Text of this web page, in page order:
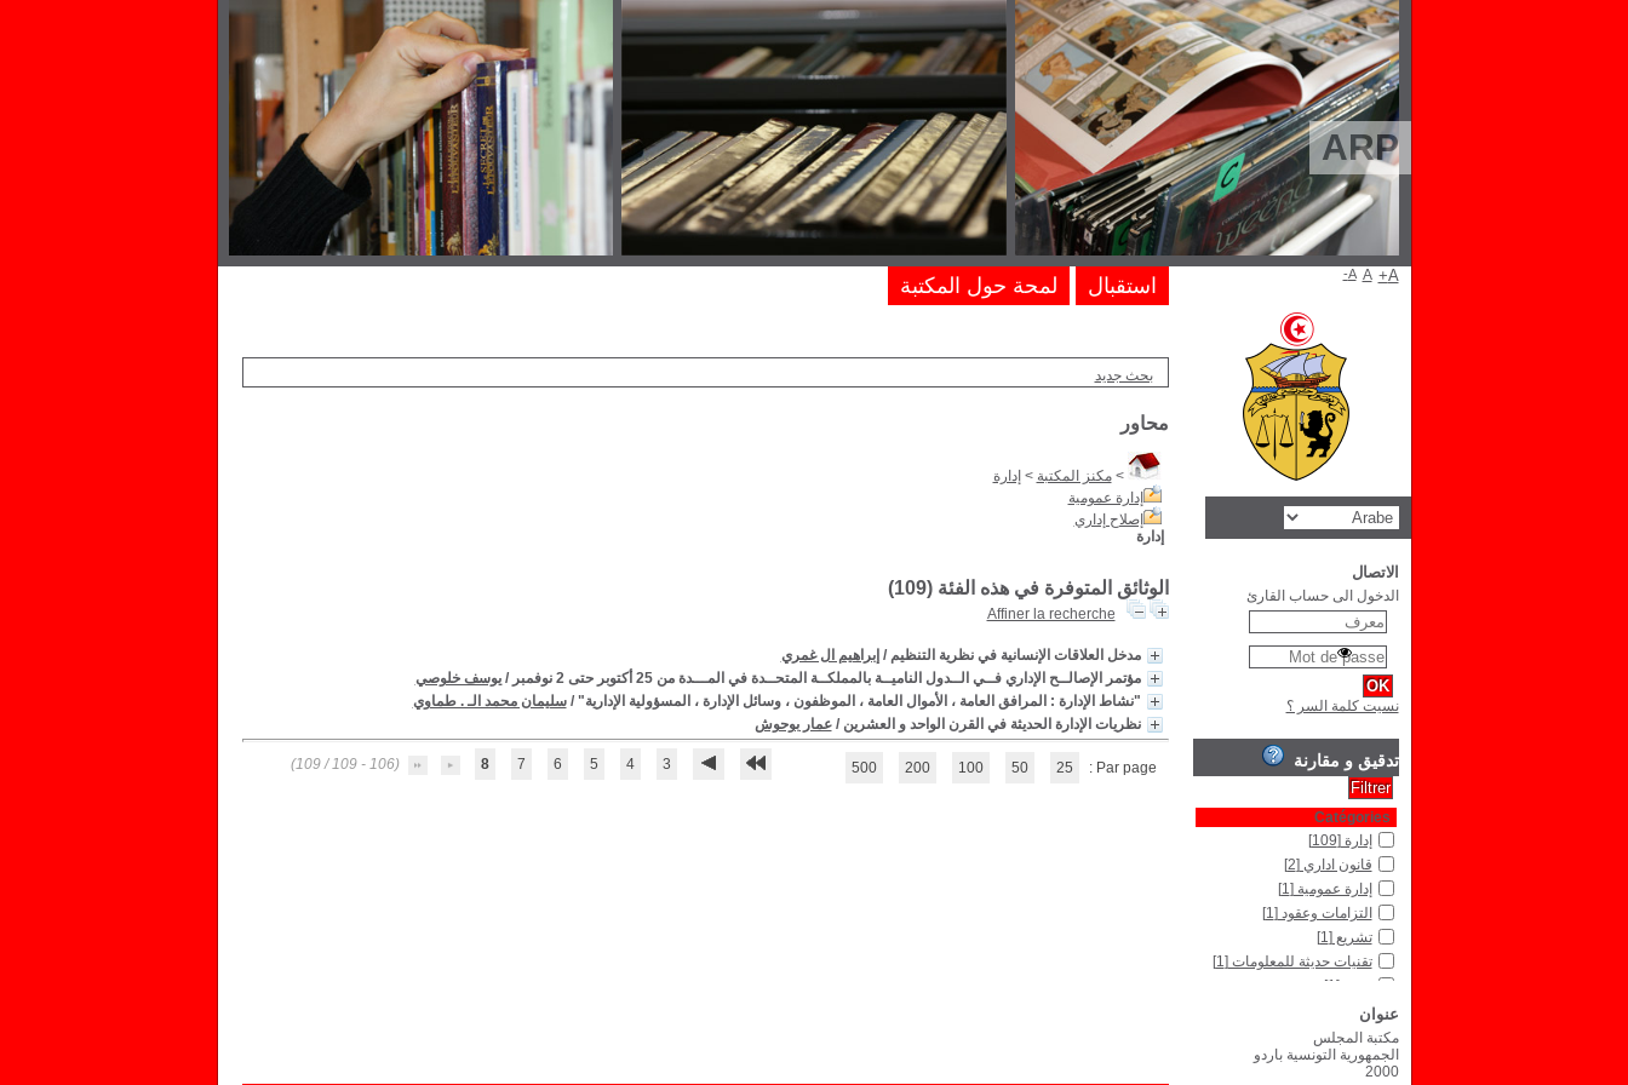
ARP
بحث جديد
محاور
>مكنز المكتبة > إدارة
إدارة عمومية
إصلاح إداري
إدارة
الوثائق المتوفرة في هذه الفئة (109
)
Affiner la recherche
مدخل العلاقات الإنسانية في نظرية التنظيم / إبراهيم ال غمري
مؤتمر الإصالــح الإداري فــي الــدول الناميــة بالمملكــة المتحــدة في المـــدة من 25 أكتوبر حتى 2 نوفمبر
/يوسف خلوصي
"نشاط الإدارة : المرافق العامة ، الأموال العامة ، الموظفون ، وسائل الإدارة ، المسؤولية الإدارية" /سليمان محمد الـ . طماوي
نظريات الإدارة الحديثة في القرن الواحد و العشرين /عمار بوحوش
3
4
5
6
7
8
(106 - 109 / 109) Par page :
25
50
100
200
500
استقبال لمحة حول المكتبة A- A A+
الاتصال
الدخول الى حساب القارئ
نسيت كلمة السر ؟
تدقيق و مقارنة
Catégories
إدارة [109]
قانون اداري [2]
إدارة عمومية [1]
التزامات وعقود [1]
تشريع [1]
تقنيات حديثة للمعلومات [1]
صحة[1]
قانون جنائي
قانون دولي عام
Type de document
عنوان
مكتبة المجلس
الجمهورية التونسية باردو
2000